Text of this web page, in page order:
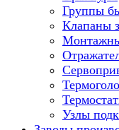
Группы
Клапаны
Узлы